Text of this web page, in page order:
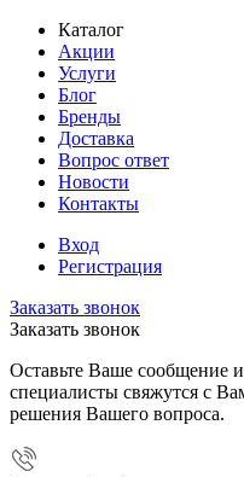
Каталог
Акции
Услуги
Блог
Бренды
Доставка
Вопрос ответ
Новости
Контакты
Вход
Регистрация
Заказать звонок
Заказать звонок
Оставьте Ваше сообщение
специалисты свяжутся с
решения Вашего вопроса.